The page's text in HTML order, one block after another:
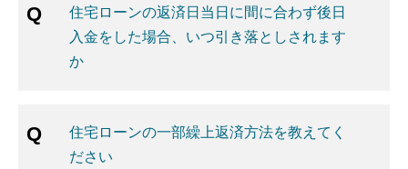
住宅ローンの返済日当日に間に合わず後日
入金をした場合、いつ引き落としされます
か
住宅ローンの一部繰上返済方法を教えてく
ださい